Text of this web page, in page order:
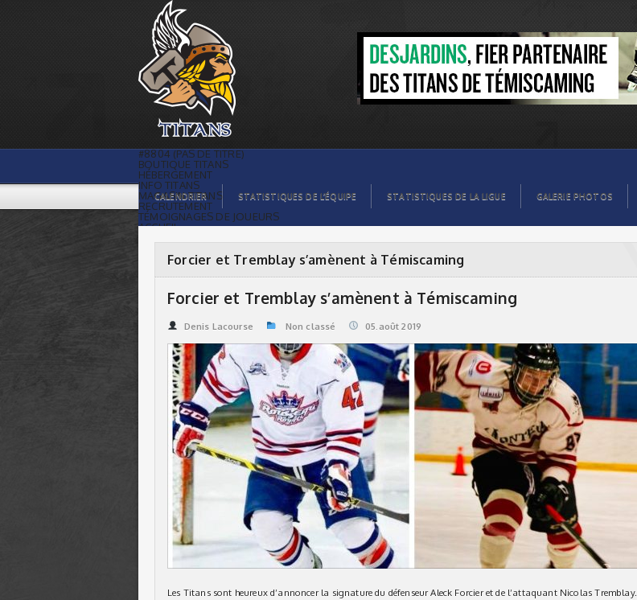
Forcier et Tremblay s’amènent à
Témiscaming | Titans de témiscaming
#8804 (PAS DE TITRE)
BOUTIQUE TITANS
HÉBERGEMENT
INFO TITANS
MAGASIN TITANS
RECRUTEMENT
TÉMOIGNAGES DE JOUEURS
ACCUEIL
GALERIE PHOTOS
STATISTIQUES
ORGANISATION
CALENDRIER
COMMANDITAIRES
STATISTIQUES DE LA LIGUE
CALENDRIER STATISTIQUES DE L’ÉQUIPE STATISTIQUES DE LA LIGUE GALERIE PHOTOS
Forcier et Tremblay s’amènent à Témiscaming
Forcier et Tremblay s’amènent à Témiscaming
Denis Lacourse Non classé 05.août 2019
Les Titans sont heureux d’annoncer la signature du défenseur Aleck Forcier et de l’attaquant Nicolas Tremblay.